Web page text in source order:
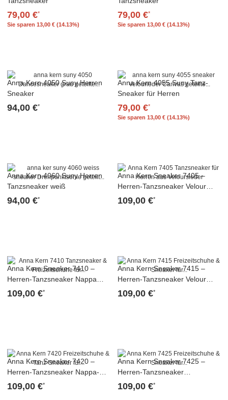
79,00 €*
Sie sparen 13,00 € (14.13%)
79,00 €*
Sie sparen 13,00 € (14.13%)
Anna Kern 4050 Suny Herren
Sneaker
94,00 €*
Anna Kern 4055 Suny Tanz-
Sneaker für Herren
79,00 €*
Sie sparen 13,00 € (14.13%)
Anna Kern 4060 Suny Herren
Tanzsneaker weiß
94,00 €*
Anna Kern Sneaker 7405 –
Herren-Tanzsneaker Velour
Blau
109,00 €*
Anna Kern Sneaker 7410 –
Herren-Tanzsneaker Nappa
Schwarz
109,00 €*
Anna Kern Sneaker 7415 –
Herren-Tanzsneaker Velour
Schwarz
109,00 €*
Anna Kern Sneaker 7420 –
Herren-Tanzsneaker Nappa-
Velour
109,00 €*
Anna Kern Sneaker 7425 –
Herren-Tanzsneaker
Nappaleder Weiß
109,00 €*